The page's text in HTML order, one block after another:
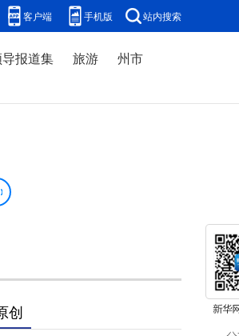
客户端 手机版 站内搜索
报道集 旅游
州市
创